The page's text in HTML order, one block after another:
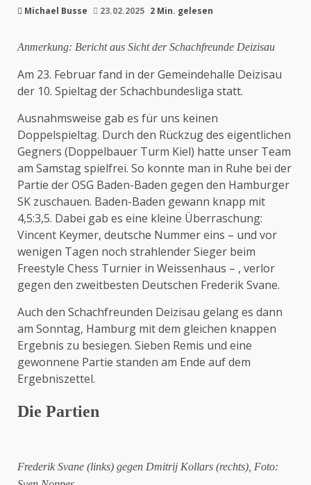
Michael Busse 23.02.2025 2 Min. gelesen
Anmerkung: Bericht aus Sicht der Schachfreunde Deizisau
Am 23. Februar fand in der Gemeindehalle Deizisau
der 10. Spieltag der Schachbundesliga statt.
Ausnahmsweise gab es für uns keinen
Doppelspieltag. Durch den Rückzug des eigentlichen
Gegners (Doppelbauer Turm Kiel) hatte unser Team
am Samstag spielfrei. So konnte man in Ruhe bei der
Partie der OSG Baden-Baden gegen den Hamburger
SK zuschauen. Baden-Baden gewann knapp mit
4,5:3,5. Dabei gab es eine kleine Überraschung:
Vincent Keymer, deutsche Nummer eins – und vor
wenigen Tagen noch strahlender Sieger beim
Freestyle Chess Turnier in Weissenhaus – , verlor
gegen den zweitbesten Deutschen Frederik Svane.
Auch den Schachfreunden Deizisau gelang es dann
am Sonntag, Hamburg mit dem gleichen knappen
Ergebnis zu besiegen. Sieben Remis und eine
gewonnene Partie standen am Ende auf dem
Ergebniszettel.
Die Partien
Frederik Svane (links) gegen Dmitrij Kollars (rechts), Foto: